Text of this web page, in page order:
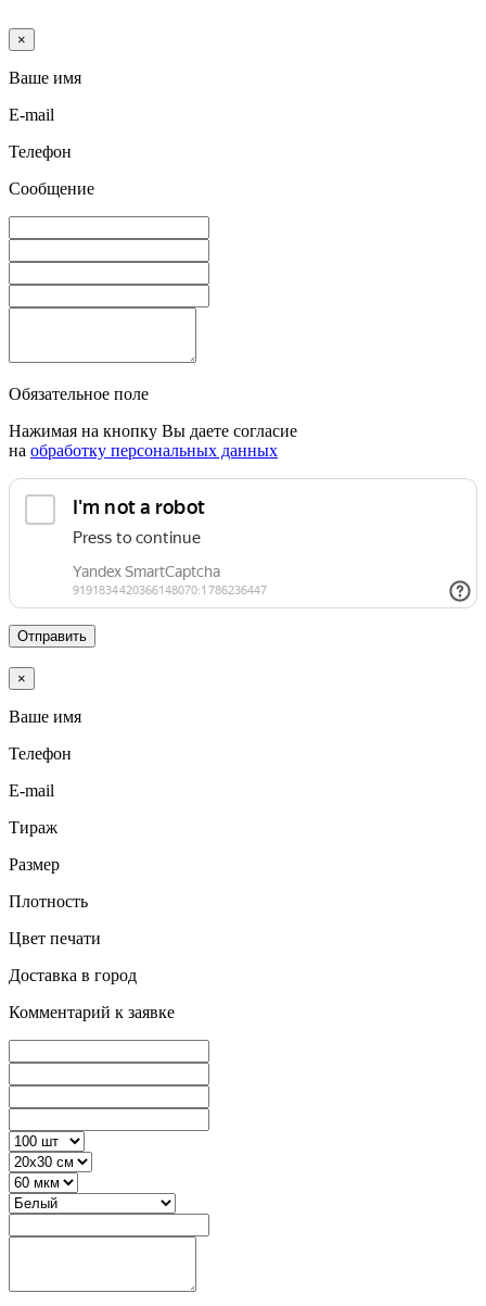
×
Ваше имя
E-mail
Телефон
Сообщение
Обязательное поле
Нажимая на кнопку Вы даете согласие
на обработку персональных данных
Отправить
×
Ваше имя
Телефон
E-mail
Тираж
Размер
Плотность
Цвет печати
Доставка в город
Комментарий к заявке